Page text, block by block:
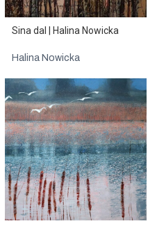
Sina dal | Halina Nowicka
Halina Nowicka